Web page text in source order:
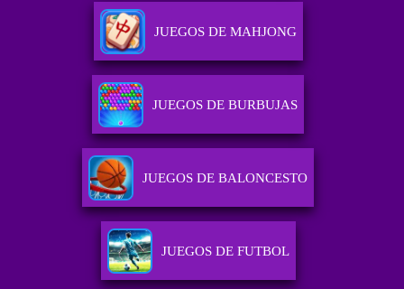
JUEGOS DE MAHJONG
JUEGOS DE BURBUJAS
JUEGOS DE BALONCESTO
JUEGOS DE FUTBOL